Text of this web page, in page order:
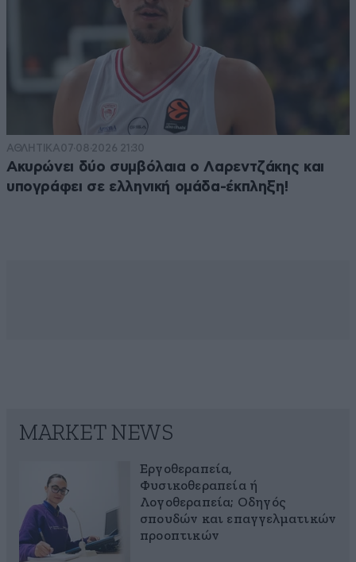
ΑΘΛΗΤΙΚΑ07·08·2026 21:30
Ακυρώνει δύο συμβόλαια ο Λαρεντζάκης και
υπογράφει σε ελληνική ομάδα-έκπληξη!
MARKET NEWS
Εργοθεραπεία,
Φυσικοθεραπεία ή
Λογοθεραπεία; Οδηγός
σπουδών και επαγγελματικών
προοπτικών